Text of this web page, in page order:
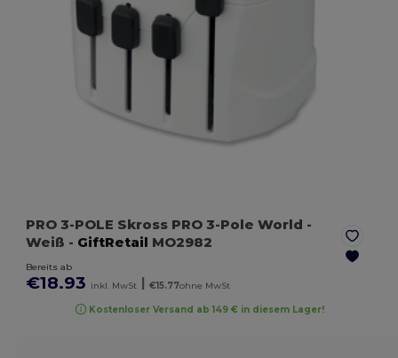
PRO 3-POLE Skross PRO 3-Pole World -
Weiß - GiftRetail MO2982
Bereits ab
€18.93 inkl. MwSt | €15.77ohne MwSt
Kostenloser Versand ab 149 € in diesem Lager!